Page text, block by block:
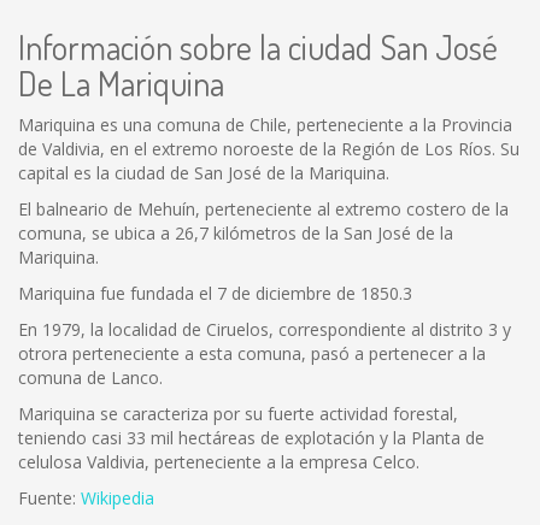
Información sobre la ciudad San José
De La Mariquina
Mariquina es una comuna de Chile, perteneciente a la Provincia
de Valdivia, en el extremo noroeste de la Región de Los Ríos. Su
capital es la ciudad de San José de la Mariquina.
El balneario de Mehuín, perteneciente al extremo costero de la
comuna, se ubica a 26,7 kilómetros de la San José de la
Mariquina.
Mariquina fue fundada el 7 de diciembre de 1850.3
En 1979, la localidad de Ciruelos, correspondiente al distrito 3 y
otrora perteneciente a esta comuna, pasó a pertenecer a la
comuna de Lanco.
Mariquina se caracteriza por su fuerte actividad forestal,
teniendo casi 33 mil hectáreas de explotación y la Planta de
celulosa Valdivia, perteneciente a la empresa Celco.
Fuente: Wikipedia